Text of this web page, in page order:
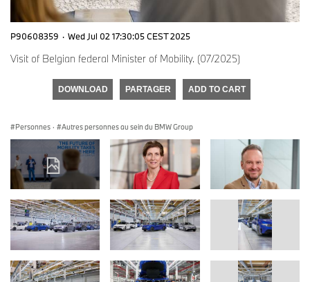
P90608359 · Wed Jul 02 17:30:05 CEST 2025
Visit of Belgian federal Minister of Mobility. (07/2025)
DOWNLOAD PARTAGER ADD TO CART
Personnes · Autres personnes au sein du BMW Group